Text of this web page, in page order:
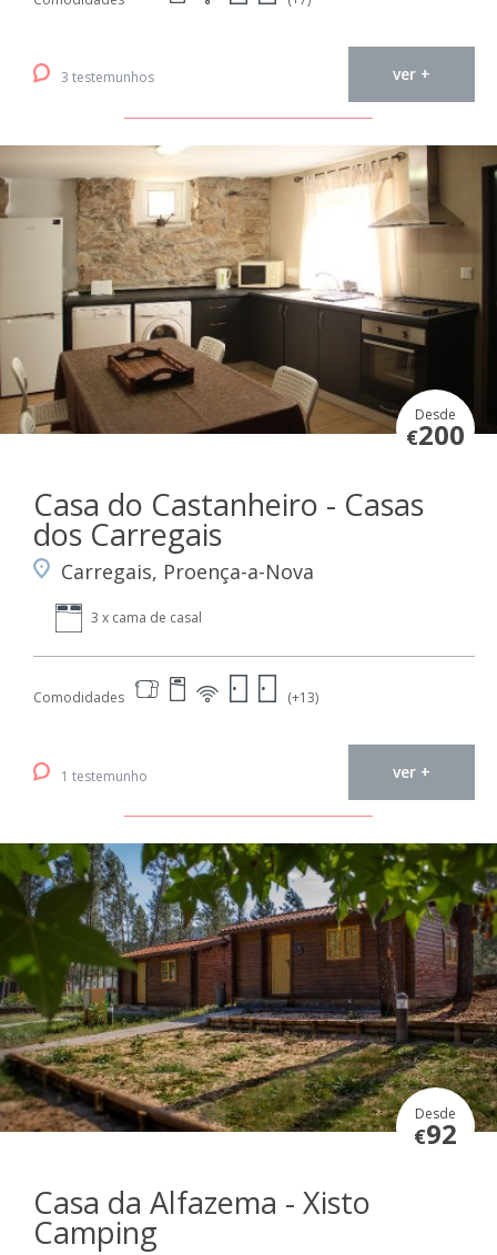
3 testemunhos ver +
Desde
€200
Casa do Castanheiro - Casas
dos Carregais
Carregais, Proença-a-Nova
3 x cama de casal
Comodidades (+13)
1 testemunho ver +
Desde
€92
Casa da Alfazema - Xisto
Camping